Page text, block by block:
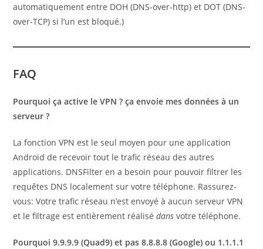
automatiquement entre DOH (DNS-over-http) et DOT (DNS-
over-TCP) si l’un est bloqué.)
FAQ
Pourquoi ça active le VPN ? ça envoie mes données à un
serveur ?
La fonction VPN est le seul moyen pour une application
Android de recevoir tout le trafic réseau des autres
applications. DNSFilter en a besoin pour pouvoir filtrer les
requêtes DNS localement sur votre téléphone. Rassurez-
vous: Votre trafic réseau n’est envoyé à aucun serveur VPN
et le filtrage est entièrement réalisédans votre téléphone.
Pourquoi 9.9.9.9 (Quad9) et pas 8.8.8.8 (Google) ou 1.1.1.1